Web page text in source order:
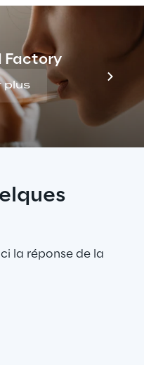
Factory
plus
de dollars
Montrez-nous
le plus soucieux
: seuls les
accéderont au
le podium.
la réponse de la